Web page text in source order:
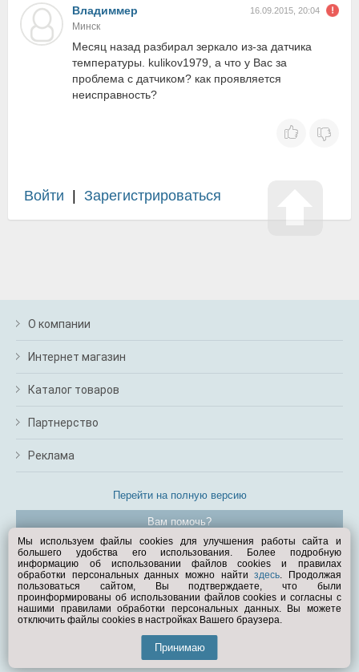
Владиммер 16.09.2015, 20:04
Минск
Месяц назад разбирал зеркало из-за датчика
температуры. kulikov1979, а что у Вас за
проблема с датчиком? как проявляется
неисправность?
Войти Зарегистрироваться
О компании
Интернет магазин
Каталог товаров
Партнерство
Реклама
Перейти на полную версию
Вам помочь?
© Exist.ru 1998—2026
Мы используем файлы cookies для улучшения работы сайта и
большего удобства его использования. Более подробную
информацию об использовании файлов cookies и правилах
обработки персональных данных можно найтиздесь. Продолжая
пользоваться сайтом, Вы подтверждаете, что были
проинформированы об использовании файлов cookies и согласны с
нашими правилами обработки персональных данных. Вы можете
отключить файлы cookies в настройках Вашего браузера.
Принимаю